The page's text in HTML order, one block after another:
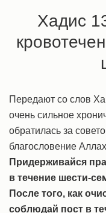
Хадис
Передают со слов
очень сильное
обратилась за
благословение
Придерживайся
в течение шести-
После того, как
соблюдай пост в